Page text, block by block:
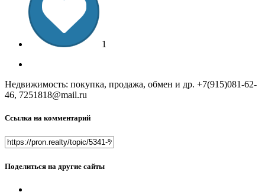
1
Недвижимость: покупка, продажа, обмен и др. +7(915)081-62-
46, 7251818@mail.ru
Ссылка на комментарий
Поделиться на другие сайты